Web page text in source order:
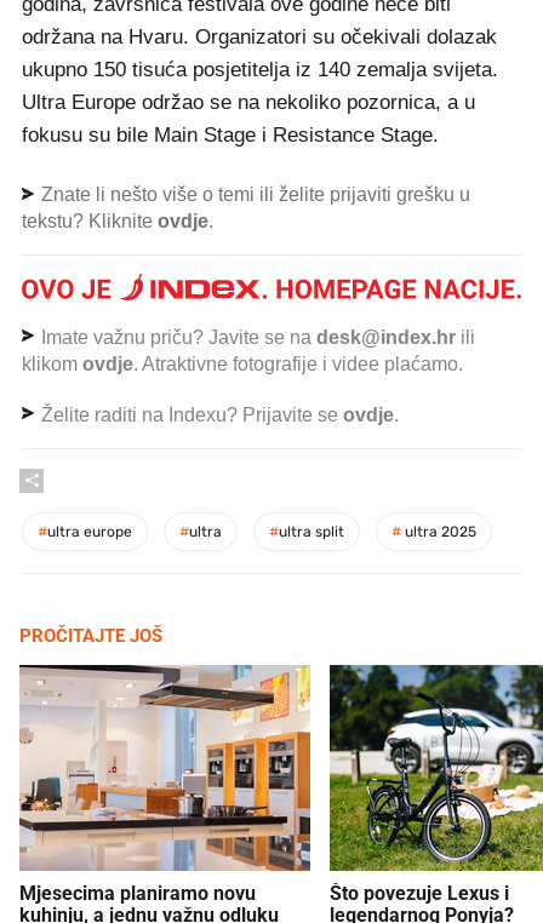
održana na Hvaru. Organizatori su očekivali dolazak
ukupno 150 tisuća posjetitelja iz 140 zemalja svijeta.
Ultra Europe održao se na nekoliko pozornica, a u
fokusu su bile Main Stage i Resistance Stage.
Znate li nešto više o temi ili želite prijaviti grešku u
tekstu? Kliknite ovdje.
Imate važnu priču? Javite se na desk@index.hr ili
klikom ovdje. Atraktivne fotografije i videe plaćamo.
Želite raditi na Indexu? Prijavite se ovdje.
#ultra europe #ultra #ultra split # ultra 2025
PROČITAJTE JOŠ
Mjesecima planiramo novu
kuhinju, a jednu važnu odluku
Što povezuje Lexus i
legendarnog Ponyja?